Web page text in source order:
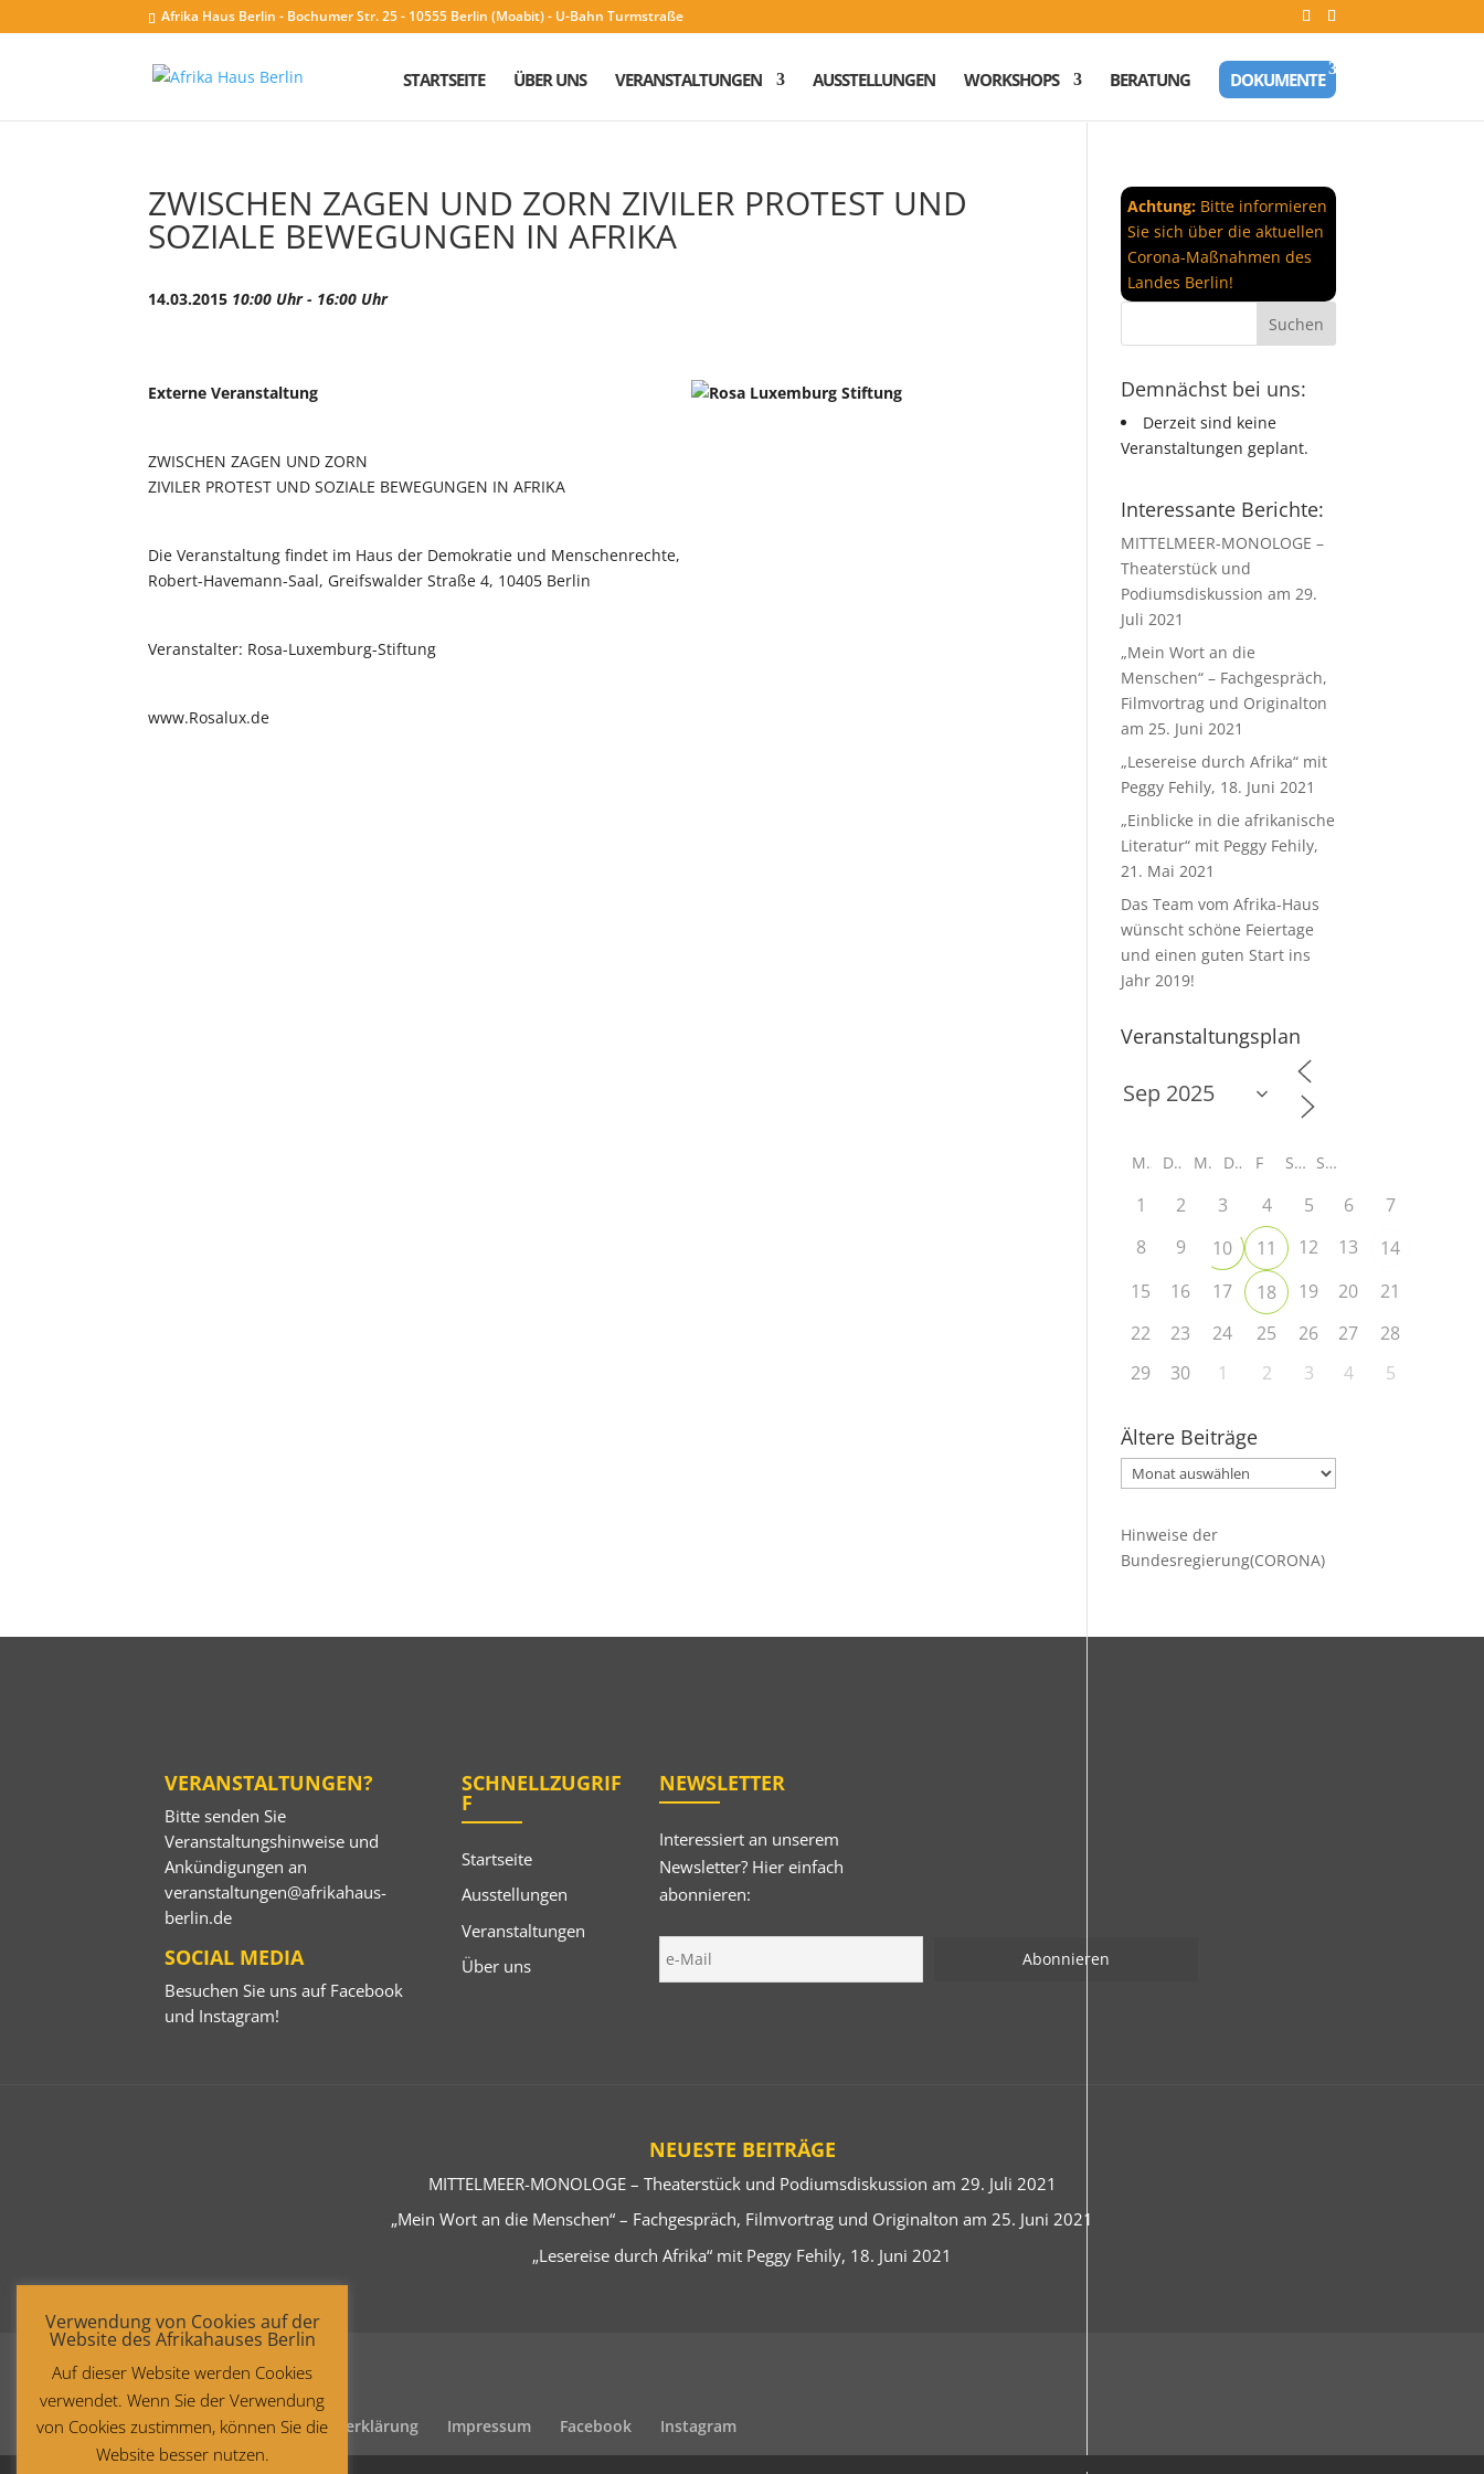
Afrika Haus Berlin - Bochumer Str. 25 - 10555 Berlin (Moabit) - U-Bahn Turmstraße
STARTSEITE ÜBER UNS VERANSTALTUNGEN AUSSTELLUNGEN WORKSHOPS BERATUNG DOKUMENTE
ZWISCHEN ZAGEN UND ZORN ZIVILER PROTEST UND
SOZIALE BEWEGUNGEN IN AFRIKA
14.03.2015 10:00 Uhr - 16:00 Uhr
Externe Veranstaltung
ZWISCHEN ZAGEN UND ZORN
ZIVILER PROTEST UND SOZIALE BEWEGUNGEN IN AFRIKA
Die Veranstaltung findet im Haus der Demokratie und Menschenrechte,
Robert-Havemann-Saal, Greifswalder Straße 4, 10405 Berlin
Veranstalter: Rosa-Luxemburg-Stiftung
www.Rosalux.de
Achtung: Bitte informieren
Sie sich über die aktuellen
Corona-Maßnahmen des
Landes Berlin!
Demnächst bei uns:
Derzeit sind keine
Veranstaltungen geplant.
Interessante Berichte:
MITTELMEER-MONOLOGE –
Theaterstück und
Podiumsdiskussion am 29.
Juli 2021
„Mein Wort an die
Menschen“ – Fachgespräch,
Filmvortrag und Originalton
am 25. Juni 2021
„Lesereise durch Afrika“ mit
Peggy Fehily, 18. Juni 2021
„Einblicke in die afrikanische
Literatur“ mit Peggy Fehily,
21. Mai 2021
Das Team vom Afrika-Haus
wünscht schöne Feiertage
und einen guten Start ins
Jahr 2019!
Veranstaltungsplan
M D M D F S S
1 2 3 4 5 6
7
8
9 10 11 12 13
14
15
16 17 18 19 20
21
22
23 24 25 26 27
28
29
30 1 2 3 4 5
Ältere Beiträge
Ältere
Beiträge
Hinweise der
Bundesregierung(CORONA)
VERANSTALTUNGEN?
Bitte senden Sie
Veranstaltungshinweise und
Ankündigungen an
veranstaltungen@afrikahaus-
berlin.de
SOCIAL MEDIA
Besuchen Sie uns auf Facebook
und Instagram!
SCHNELLZUGRIF
F
Startseite
Ausstellungen
Veranstaltungen
Über uns
NEWSLETTER
Interessiert an unserem
Newsletter? Hier einfach
abonnieren:
NEUESTE BEITRÄGE
MITTELMEER-MONOLOGE – Theaterstück und Podiumsdiskussion am 29. Juli 2021
„Mein Wort an die Menschen“ – Fachgespräch, Filmvortrag und Originalton am 25. Juni 2021
„Lesereise durch Afrika“ mit Peggy Fehily, 18. Juni 2021
Startseite Datenschutzerklärung Impressum Facebook Instagram
Verwendung von Cookies auf der
Website des Afrikahauses Berlin
Auf dieser Website werden Cookies
verwendet. Wenn Sie der Verwendung
von Cookies zustimmen, können Sie die
Website besser nutzen.